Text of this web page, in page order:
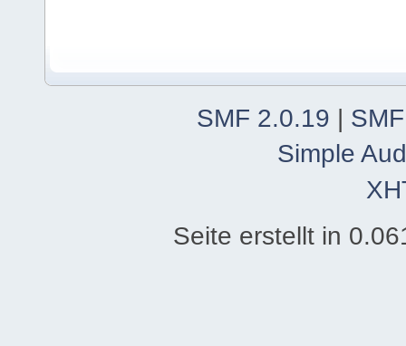
SMF 2.0.19 |
Simple
Seite erstellt in